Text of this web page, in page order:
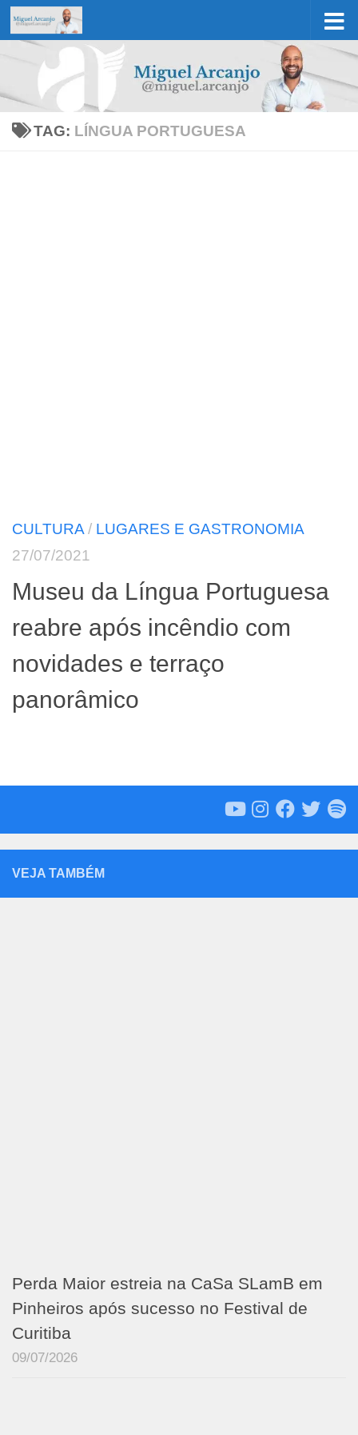
Skip to content
TAG: LÍNGUA PORTUGUESA
CULTURA/ LUGARES E GASTRONOMIA
27/07/2021
Museu da Língua Portuguesa
reabre após incêndio com
novidades e terraço
panorâmico
VEJA TAMBÉM
Perda Maior estreia na CaSa SLamB em
Pinheiros após sucesso no Festival de
Curitiba
09/07/2026